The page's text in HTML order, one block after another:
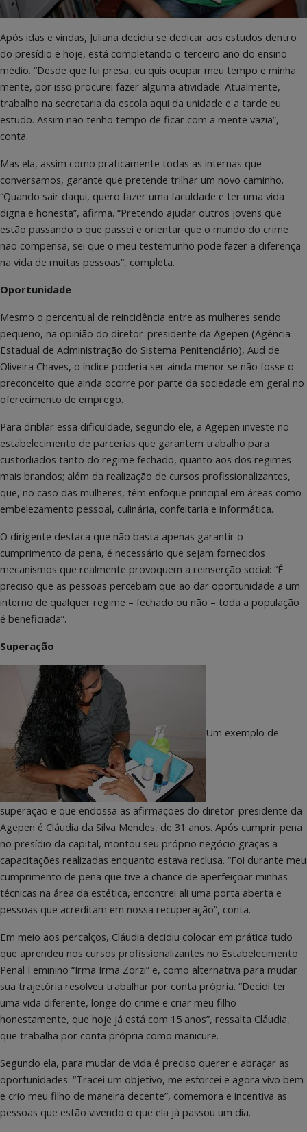
Após idas e vindas, Juliana decidiu se dedicar aos estudos dentro
do presídio e hoje, está completando o terceiro ano do ensino
médio. “Desde que fui presa, eu quis ocupar meu tempo e minha
mente, por isso procurei fazer alguma atividade. Atualmente,
trabalho na secretaria da escola aqui da unidade e a tarde eu
estudo. Assim não tenho tempo de ficar com a mente vazia”,
conta.
Mas ela, assim como praticamente todas as internas que
conversamos, garante que pretende trilhar um novo caminho.
“Quando sair daqui, quero fazer uma faculdade e ter uma vida
digna e honesta”, afirma. “Pretendo ajudar outros jovens que
estão passando o que passei e orientar que o mundo do crime
não compensa, sei que o meu testemunho pode fazer a diferença
na vida de muitas pessoas”, completa.
Oportunidade
Mesmo o percentual de reincidência entre as mulheres sendo
pequeno, na opinião do diretor-presidente da Agepen (Agência
Estadual de Administração do Sistema Penitenciário), Aud de
Oliveira Chaves, o índice poderia ser ainda menor se não fosse o
preconceito que ainda ocorre por parte da sociedade em geral no
oferecimento de emprego.
Para driblar essa dificuldade, segundo ele, a Agepen investe no
estabelecimento de parcerias que garantem trabalho para
custodiados tanto do regime fechado, quanto aos dos regimes
mais brandos; além da realização de cursos profissionalizantes,
que, no caso das mulheres, têm enfoque principal em áreas como
embelezamento pessoal, culinária, confeitaria e informática.
O dirigente destaca que não basta apenas garantir o
cumprimento da pena, é necessário que sejam fornecidos
mecanismos que realmente provoquem a reinserção social: “É
preciso que as pessoas percebam que ao dar oportunidade a um
interno de qualquer regime – fechado ou não – toda a população
é beneficiada”.
Superação
Um exemplo de
superação e que endossa as afirmações do diretor-presidente da
Agepen é Cláudia da Silva Mendes, de 31 anos. Após cumprir pena
no presídio da capital, montou seu próprio negócio graças a
capacitações realizadas enquanto estava reclusa. “Foi durante meu
cumprimento de pena que tive a chance de aperfeiçoar minhas
técnicas na área da estética, encontrei ali uma porta aberta e
pessoas que acreditam em nossa recuperação”, conta.
Em meio aos percalços, Cláudia decidiu colocar em prática tudo
que aprendeu nos cursos profissionalizantes no Estabelecimento
Penal Feminino “Irmã Irma Zorzi” e, como alternativa para mudar
sua trajetória resolveu trabalhar por conta própria. “Decidi ter
uma vida diferente, longe do crime e criar meu filho
honestamente, que hoje já está com 15 anos”, ressalta Cláudia,
que trabalha por conta própria como manicure.
Segundo ela, para mudar de vida é preciso querer e abraçar as
oportunidades: “Tracei um objetivo, me esforcei e agora vivo bem
e crio meu filho de maneira decente”, comemora e incentiva as
pessoas que estão vivendo o que ela já passou um dia.